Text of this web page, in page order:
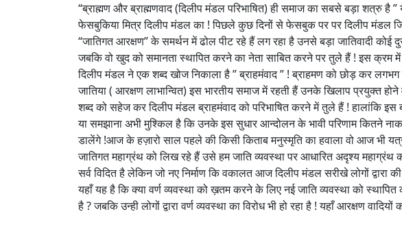
“ब्राह्मण और ब्राह्मणवाद (दिलीप मंडल परिभाषित) ही समाज का सबसे बड़ा शत्रु है ”
फेसबुकिया मित्र दिलीप मंडल का ! पिछले कुछ दिनों से फेसबुक पर पर दिलीप मंडल
“जातिगत आरक्षण” के समर्थन में ढोल पीट रहे हैं लग रहा है उनसे बड़ा जातिवादी कोई
जबकि वो खुद को समानता स्थापित करने का नेता साबित करने पर तुले हैं ! इस क्रम में
दिलीप मंडल ने एक शब्द खोज निकाला है ” ब्राहमंवाद ” ! ब्राहमण को छोड़ कर लगभग
जातिया ( आरक्षण लाभान्वित) इस भारतीय समाज में रहती हैं उनके खिलाप प्रयुक्त
शब्द को सहेज कर दिलीप मंडल ब्राहमंवाद को परिभाषित करने में तुले हैं ! हालांकि इस
या समझाना अभी मुश्किल है कि उनके इस सुधार आन्दोलन के भावी परिणाम कितने
डालेंगे !आज के हज़ारो साल पहले की किसी किताब मनुस्मृति का हवाला वो आज भी
जातिगत महाग्रंथ को लिख रहे हैं उसे हम जाति व्यवस्था पर आधारित अदृश्य
सर्व विदित है लेकिन जो नए निर्माण कि वकालत आज दिलीप मंडल सरीखे लोगों द्वारा
यहाँ यह है कि क्या वर्ण व्यवस्था को ख़तम करने के लिए नई जाति व्यवस्था को
है ? जबकि उन्ही लोगों द्वारा वर्ण व्यवस्था का विरोध भी हो रहा है ! यहाँ आरक्षण